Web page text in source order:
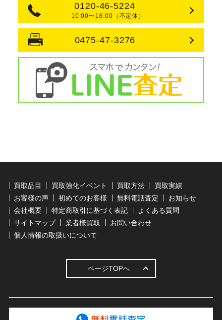
0120-46-5224
10:00〜18:00（不定休）
0475-47-3276
買取品目 買取強化イベント 買取方法
買取実績
お客様の声
初めてのお客様 無料電話査定
お知らせ
会社概要
特定商取引に基づく表記
よくある質問
サイトマップ
業者様買取
お問い合わせ
個人情報の取扱いについて
ページTOPへ